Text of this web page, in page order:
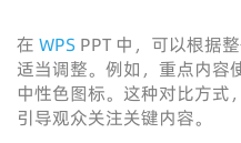
在 WPS PPT 中，可以根据
适当调整。例如，重点内容
中性色图标。这种对比方式
引导观众关注关键内容。